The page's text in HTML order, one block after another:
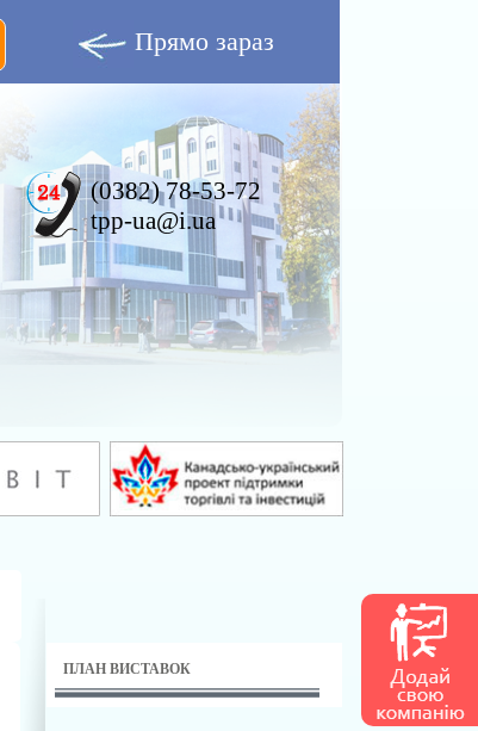
Прямо зараз
(0382) 78-53-72
tpp-ua@i.ua
ПЛАН ВИСТАВОК